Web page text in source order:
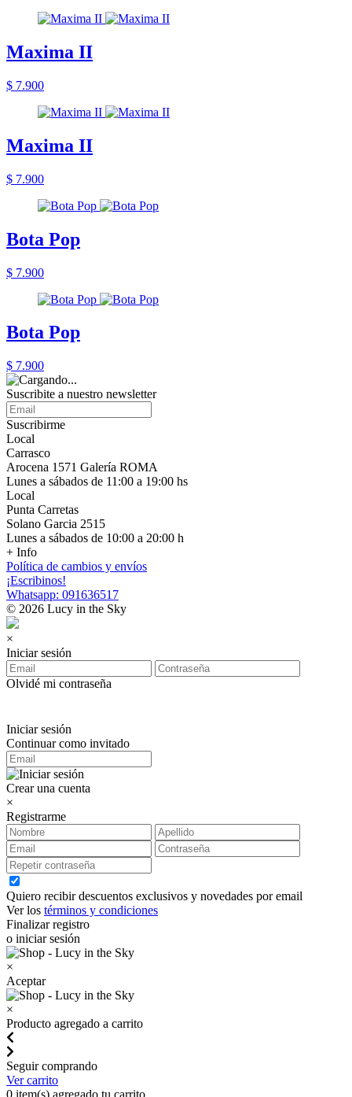
Maxima II
$ 7.900
Maxima II
$ 7.900
Bota Pop
$ 7.900
Bota Pop
$ 7.900
Suscribite a nuestro newsletter
Suscribirme
Local
Carrasco
Arocena 1571 Galería ROMA
Lunes a sábados de 11:00 a 19:00 hs
Local
Punta Carretas
Solano Garcia 2515
Lunes a sábados de 10:00 a 20:00 h
+ Info
Política de cambios y envíos
¡Escribinos!
Whatsapp: 091636517
© 2026 Lucy in the Sky
×
Iniciar sesión
Olvidé mi contraseña
Iniciar sesión
Continuar como invitado
Crear una cuenta
×
Registrarme
Quiero recibir descuentos exclusivos y novedades por email
Ver los términos y condiciones
Finalizar registro
o iniciar sesión
×
Aceptar
×
Producto agregado a carrito
Seguir comprando
Ver carrito